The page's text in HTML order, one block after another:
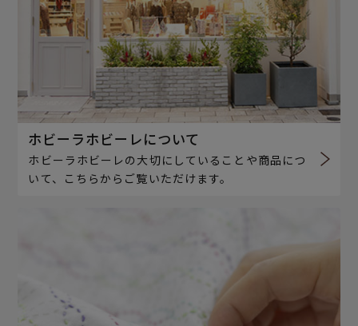
ホビーラホビーレについて
ホビーラホビーレの大切にしていることや商品につ
いて、こちらからご覧いただけます。